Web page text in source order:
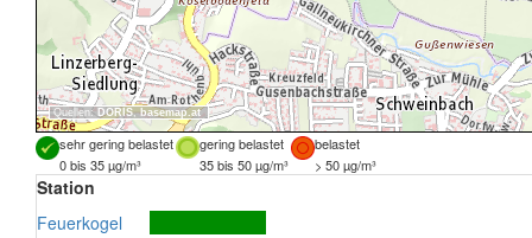
Quellen: DORIS, basemap.at
sehr gering belastet gering belastet
belastet
0 bis 35 µg/m³
35 bis 50 µg/m³ > 50 µg/m³
Station
Feuerkogel